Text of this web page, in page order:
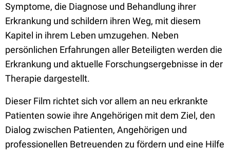
Symptome, die Diagnose und Behandlung ihrer
Erkrankung und schildern ihren Weg, mit diesem
Kapitel in ihrem Leben umzugehen. Neben
persönlichen Erfahrungen aller Beteiligten werden die
Erkrankung und aktuelle Forschungsergebnisse in der
Therapie dargestellt.
Dieser Film richtet sich vor allem an neu erkrankte
Patienten sowie ihre Angehörigen mit dem Ziel, den
Dialog zwischen Patienten, Angehörigen und
professionellen Betreuenden zu fördern und eine Hilfe